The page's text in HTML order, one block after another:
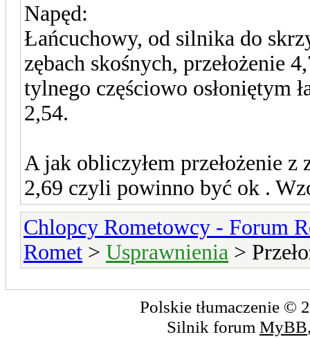
Napęd:
Łańcuchowy, od silnika do
zębach skośnych, przełożenie
tylnego częściowo osłoniętym
2,54.
A jak obliczyłem przełożenie
2,69 czyli powinno być ok .
Chlopcy Rometowcy - Forum
Romet > Usprawnienia >
Polskie tłumaczenie ©
Silnik forum MyBB